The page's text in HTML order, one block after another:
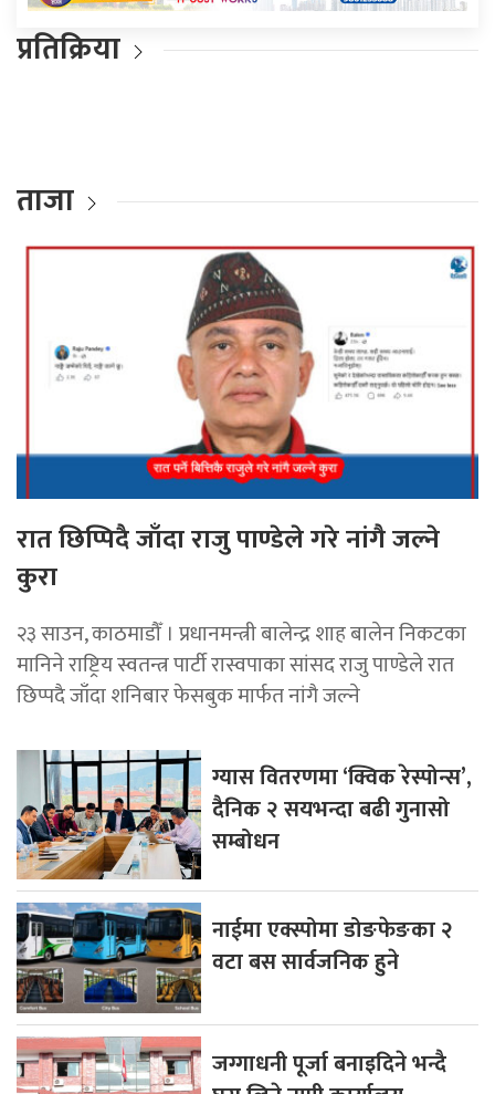
प्रतिक्रिया
ताजा
रात छिप्पिदै जाँदा राजु पाण्डेले गरे नांगै जल्ने
कुरा
२३ साउन, काठमाडौँ । प्रधानमन्त्री बालेन्द्र शाह बालेन निकटका
मानिने राष्ट्रिय स्वतन्त्र पार्टी रास्वपाका सांसद राजु पाण्डेले रात
छिप्पदै जाँदा शनिबार फेसबुक मार्फत नांगै जल्ने
ग्यास वितरणमा ‘क्विक रेस्पोन्स’,
दैनिक २ सयभन्दा बढी गुनासो
सम्बोधन
नाईमा एक्स्पोमा डोङफेङका २
वटा बस सार्वजनिक हुने
जग्गाधनी पूर्जा बनाइदिने भन्दै